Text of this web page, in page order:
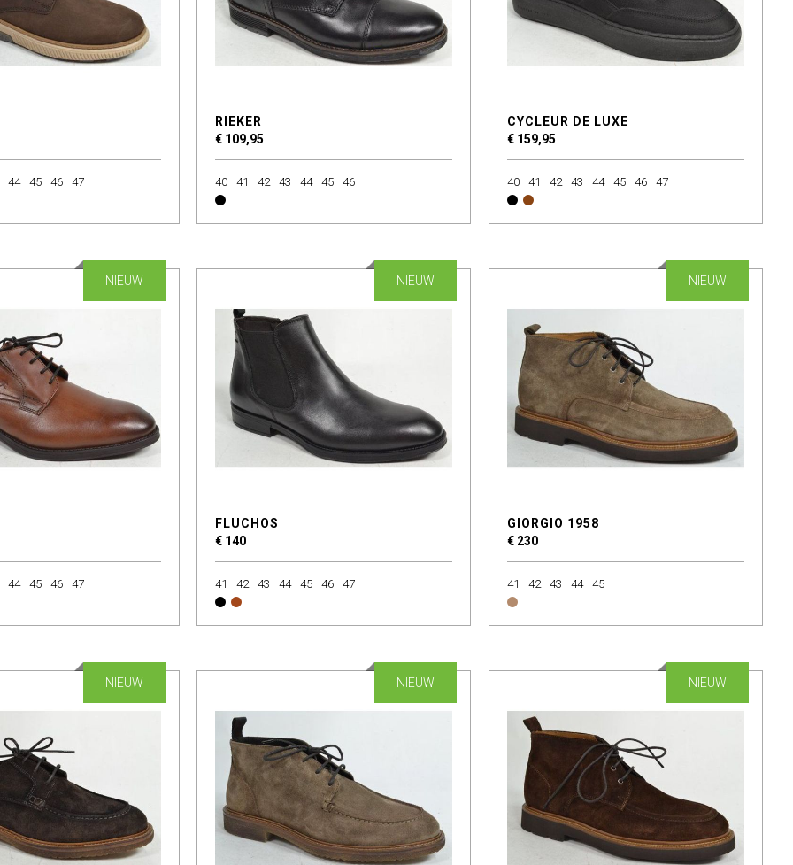
44 45 46 47
RIEKER
€ 109,95
40 41 42 43 44 45 46
CYCLEUR DE LUXE
€ 159,95
40 41 42 43 44 45 46 47
NIEUW
44 45 46 47
FLUCHOS
€ 140
NIEUW
41 42 43 44 45 46 47
GIORGIO 1958
€ 230
NIEUW
41 42 43 44 45
NIEUW NIEUW NIEUW